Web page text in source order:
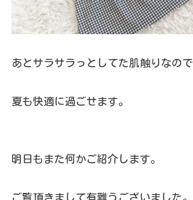
あとサラサラっとしてた肌触りなので
夏も快適に過ごせます。
明日もまた何かご紹介します。
ご覧頂きまして有難うございました。